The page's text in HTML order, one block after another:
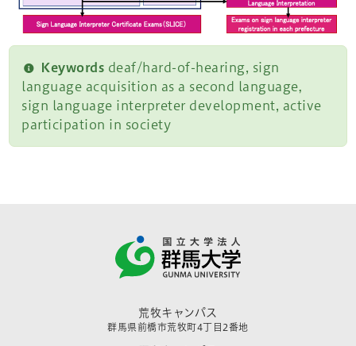
Keywords deaf/hard-of-hearing, sign
language acquisition as a second language，
sign language interpreter development, active
participation in society
荒牧キャンパス
群馬県前橋市荒牧町4丁目2番地